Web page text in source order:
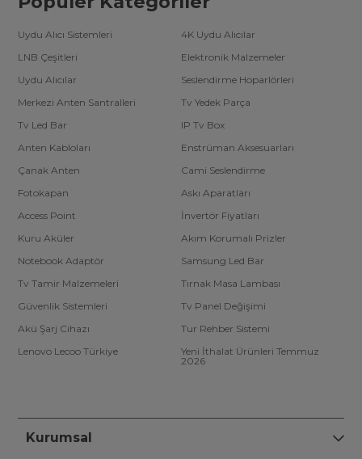
Uydu Alıcı Sistemleri
4K Uydu Alıcılar
LNB Çeşitleri
Elektronik Malzemeler
Uydu Alıcılar
Seslendirme Hoparlörleri
Merkezi Anten Santralleri
Tv Yedek Parça
Tv Led Bar
IP Tv Box
Anten Kabloları
Enstrüman Aksesuarları
Çanak Anten
Cami Seslendirme
Fotokapan
Askı Aparatları
Access Point
İnvertör Fiyatları
Kuru Aküler
Akım Korumalı Prizler
Notebook Adaptör
Samsung Led Bar
Tv Tamir Malzemeleri
Tırnak Masa Lambası
Güvenlik Sistemleri
Tv Panel Değişimi
Akü Şarj Cihazı
Tur Rehber Sistemi
Lenovo Lecoo Türkiye
Yeni İthalat Ürünleri Temmuz
2026
Kurumsal